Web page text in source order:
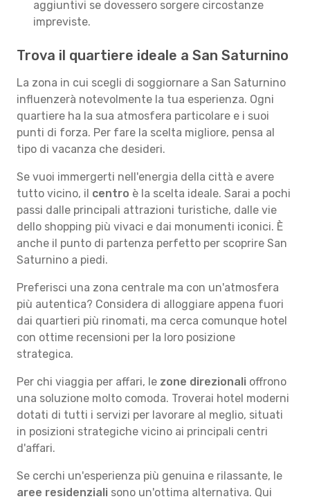
aggiuntivi se dovessero sorgere circostanze
impreviste.
Trova il quartiere ideale a San Saturnino
La zona in cui scegli di soggiornare a San Saturnino
influenzerà notevolmente la tua esperienza. Ogni
quartiere ha la sua atmosfera particolare e i suoi
punti di forza. Per fare la scelta migliore, pensa al
tipo di vacanza che desideri.
Se vuoi immergerti nell'energia della città e avere
tutto vicino, il centro è la scelta ideale. Sarai a pochi
passi dalle principali attrazioni turistiche, dalle vie
dello shopping più vivaci e dai monumenti iconici. È
anche il punto di partenza perfetto per scoprire San
Saturnino a piedi.
Preferisci una zona centrale ma con un'atmosfera
più autentica? Considera di alloggiare appena fuori
dai quartieri più rinomati, ma cerca comunque hotel
con ottime recensioni per la loro posizione
strategica.
Per chi viaggia per affari, le zone direzionali offrono
una soluzione molto comoda. Troverai hotel moderni
dotati di tutti i servizi per lavorare al meglio, situati
in posizioni strategiche vicino ai principali centri
d'affari.
Se cerchi un'esperienza più genuina e rilassante, le
aree residenziali sono un'ottima alternativa. Qui